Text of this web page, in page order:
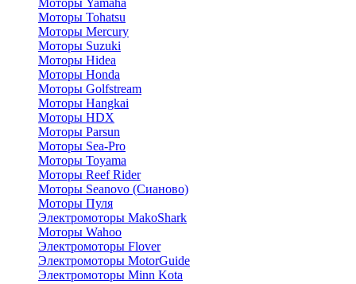
Моторы Yamaha
Моторы Tohatsu
Моторы Mercury
Моторы Suzuki
Моторы Hidea
Моторы Honda
Моторы Golfstream
Моторы Hangkai
Моторы HDX
Моторы Parsun
Моторы Sea-Pro
Моторы Toyama
Моторы Reef Rider
Моторы Seanovo (Сианово)
Моторы Пуля
Электромоторы MakoShark
Моторы Wahoo
Электромоторы Flover
Электромоторы MotorGuide
Электромоторы Minn Kota